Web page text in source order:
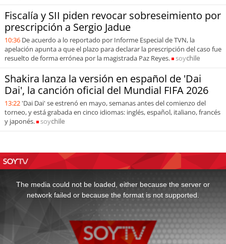
Fiscalía y SII piden revocar sobreseimiento por
prescripción a Sergio Jadue
10:36 De acuerdo a lo reportado por Informe Especial de TVN, la
apelación apunta a que el plazo para declarar la prescripción del caso fue
resuelto de forma errónea por la magistrada Paz Reyes.
soychile
Shakira lanza la versión en español de 'Dai
Dai', la canción oficial del Mundial FIFA 2026
13:22 'Dai Dai' se estrenó en mayo, semanas antes del comienzo del
torneo, y está grabada en cinco idiomas: inglés, español, italiano, francés
y japonés.
soychile
The media could not be loaded, either because the server or
network failed or because the format is not supported.